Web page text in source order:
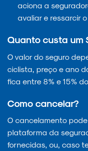
aciona a
avaliar e ressarcir
Quanto custa um
O valor do seguro
ciclista, preço e ano
fica entre 8% e 15%
Como cancelar?
O cancelamento
plataforma da
fornecidas, ou, caso